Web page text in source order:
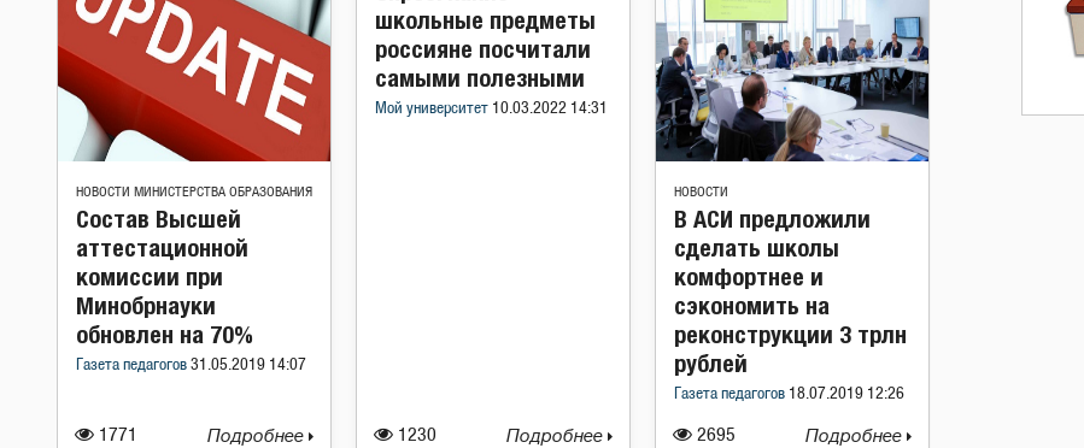
НОВОСТИ МИНИСТЕРСТВА ОБРАЗОВАНИЯ
1771
Состав Высшей
аттестационной
комиссии при
Минобрнауки
обновлен на 70%
Газета педагогов 31.05.2019 14:07
Подробнее 1230
школьные предметы
россияне посчитали
самыми полезными
Мой университет 10.03.2022 14:31
Подробнее
НОВОСТИ
2695
В АСИ предложили
сделать школы
комфортнее и
сэкономить на
реконструкции 3 трлн
рублей
Газета педагогов 18.07.2019 12:26
Подробнее